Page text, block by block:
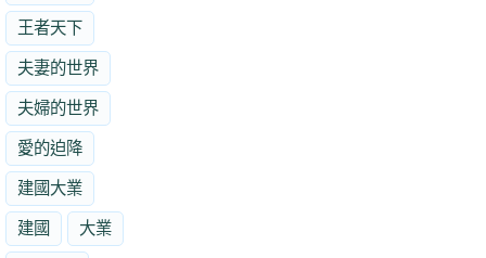
王者天下
夫妻的世界
夫婦的世界
愛的迫降
建國大業
建國 大業